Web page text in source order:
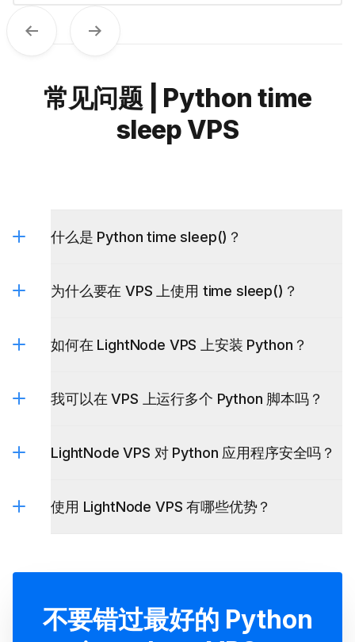
Previous Next
常见问题 | Python time
sleep VPS
什么是 Python time sleep()？
为什么要在 VPS 上使用 time sleep()？
如何在 LightNode VPS 上安装 Python？
我可以在 VPS 上运行多个 Python 脚本吗？
LightNode VPS 对 Python 应用程序安全吗？
使用 LightNode VPS 有哪些优势？
不要错过最好的 Python